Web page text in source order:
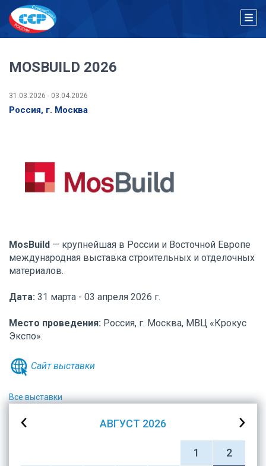
MOSBUILD 2026
31.03.2026 - 03.04.2026
Россия, г. Москва
MosBuild — крупнейшая в России и Восточной Европе
международная выставка строительных и отделочных
материалов.
Дата: 31 марта - 03 апреля 2026 г.
Место проведения: Россия, г. Москва, МВЦ «Крокус
Экспо».
Сайт выставки
Все выставки
АВГУСТ 2026
1
2